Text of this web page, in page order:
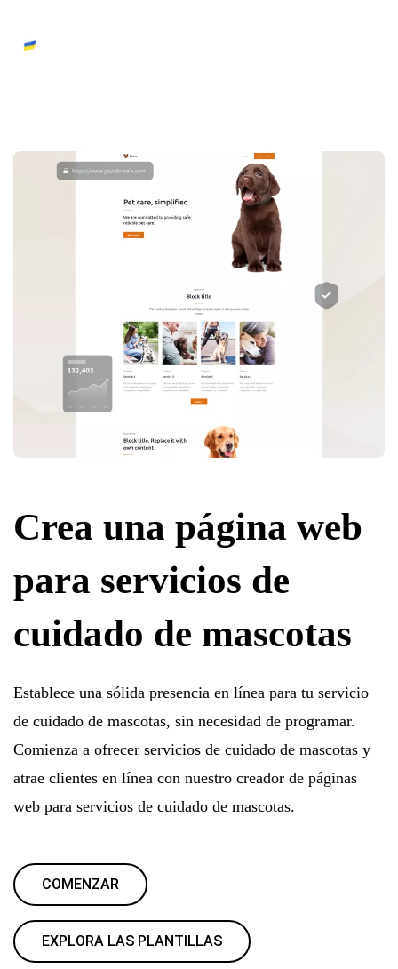
Crea una página web
para servicios de
cuidado de mascotas
Establece una sólida presencia en línea para tu servicio
de cuidado de mascotas, sin necesidad de programar.
Comienza a ofrecer servicios de cuidado de mascotas y
atrae clientes en línea con nuestro creador de páginas
web para servicios de cuidado de mascotas.
COMENZAR
EXPLORA LAS PLANTILLAS